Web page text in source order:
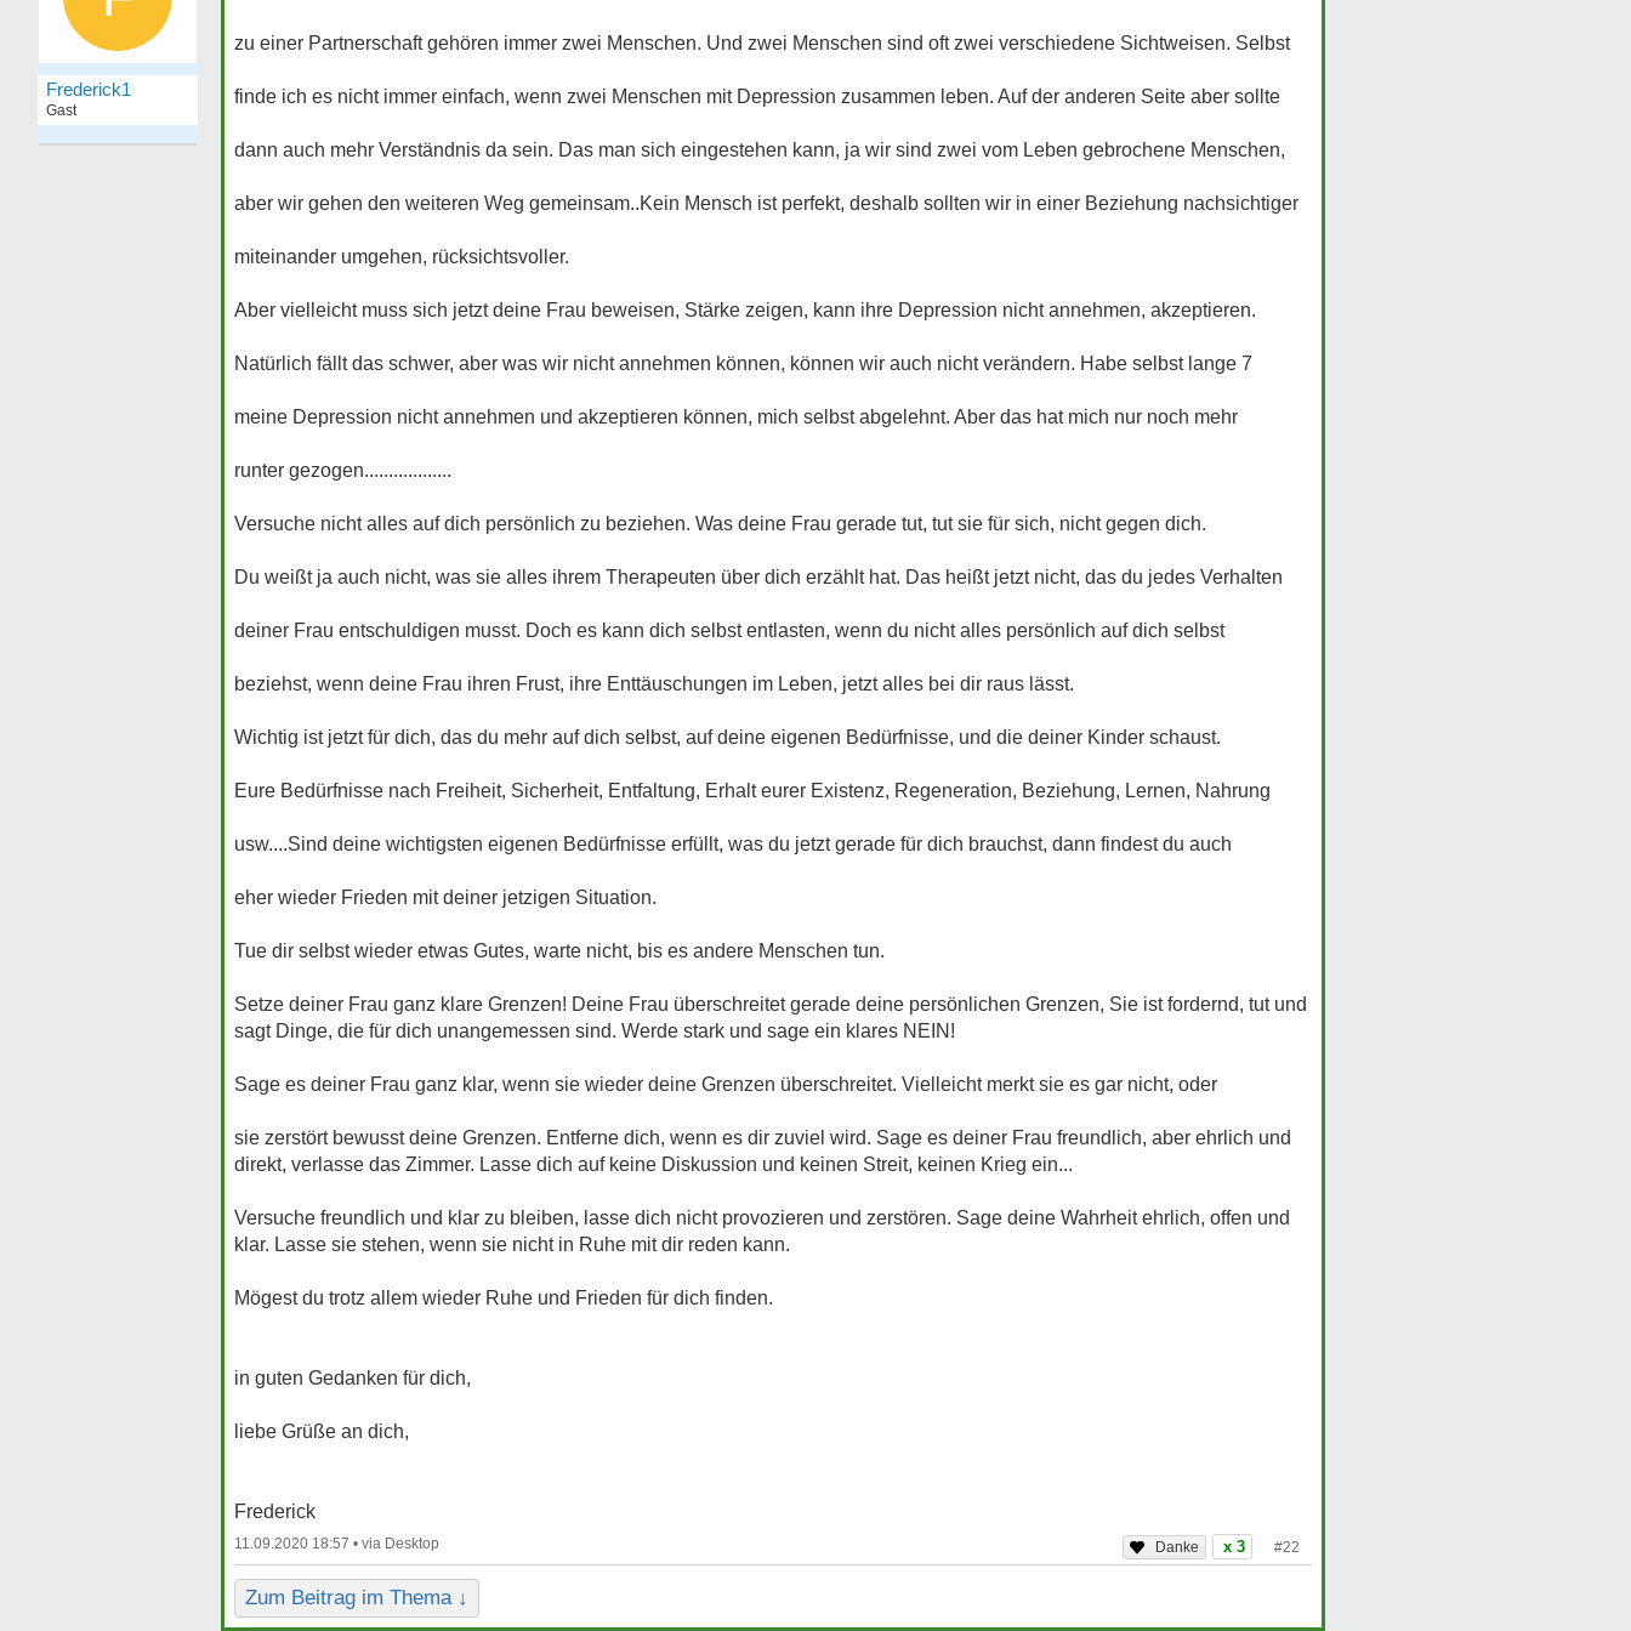
Frederick1
Gast
zu einer Partnerschaft gehören immer zwei Menschen. Und zwei Menschen sind oft zwei verschiedene Sichtweisen. Selbst
finde ich es nicht immer einfach, wenn zwei Menschen mit Depression zusammen leben. Auf der anderen Seite aber sollte
dann auch mehr Verständnis da sein. Das man sich eingestehen kann, ja wir sind zwei vom Leben gebrochene Menschen,
aber wir gehen den weiteren Weg gemeinsam..Kein Mensch ist perfekt, deshalb sollten wir in einer Beziehung nachsichtiger
miteinander umgehen, rücksichtsvoller.
Aber vielleicht muss sich jetzt deine Frau beweisen, Stärke zeigen, kann ihre Depression nicht annehmen, akzeptieren.
Natürlich fällt das schwer, aber was wir nicht annehmen können, können wir auch nicht verändern. Habe selbst lange 7
meine Depression nicht annehmen und akzeptieren können, mich selbst abgelehnt. Aber das hat mich nur noch mehr
runter gezogen..................
Versuche nicht alles auf dich persönlich zu beziehen. Was deine Frau gerade tut, tut sie für sich, nicht gegen dich.
Du weißt ja auch nicht, was sie alles ihrem Therapeuten über dich erzählt hat. Das heißt jetzt nicht, das du jedes Verhalten
deiner Frau entschuldigen musst. Doch es kann dich selbst entlasten, wenn du nicht alles persönlich auf dich selbst
beziehst, wenn deine Frau ihren Frust, ihre Enttäuschungen im Leben, jetzt alles bei dir raus lässt.
Wichtig ist jetzt für dich, das du mehr auf dich selbst, auf deine eigenen Bedürfnisse, und die deiner Kinder schaust.
Eure Bedürfnisse nach Freiheit, Sicherheit, Entfaltung, Erhalt eurer Existenz, Regeneration, Beziehung, Lernen, Nahrung
usw....Sind deine wichtigsten eigenen Bedürfnisse erfüllt, was du jetzt gerade für dich brauchst, dann findest du auch
eher wieder Frieden mit deiner jetzigen Situation.
Tue dir selbst wieder etwas Gutes, warte nicht, bis es andere Menschen tun.
Setze deiner Frau ganz klare Grenzen! Deine Frau überschreitet gerade deine persönlichen Grenzen, Sie ist fordernd, tut und
sagt Dinge, die für dich unangemessen sind. Werde stark und sage ein klares NEIN!
Sage es deiner Frau ganz klar, wenn sie wieder deine Grenzen überschreitet. Vielleicht merkt sie es gar nicht, oder
sie zerstört bewusst deine Grenzen. Entferne dich, wenn es dir zuviel wird. Sage es deiner Frau freundlich, aber ehrlich und
direkt, verlasse das Zimmer. Lasse dich auf keine Diskussion und keinen Streit, keinen Krieg ein...
Versuche freundlich und klar zu bleiben, lasse dich nicht provozieren und zerstören. Sage deine Wahrheit ehrlich, offen und
klar. Lasse sie stehen, wenn sie nicht in Ruhe mit dir reden kann.
Mögest du trotz allem wieder Ruhe und Frieden für dich finden.
in guten Gedanken für dich,
liebe Grüße an dich,
Frederick
11.09.2020 18:57 • x 3 #22
Zum Beitrag im Thema ↓